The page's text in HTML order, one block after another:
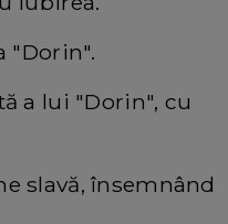
"Dorin".
a lui "Dorin", cu
slavă, însemnând